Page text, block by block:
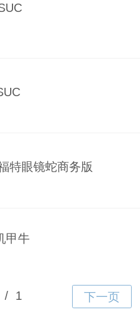
特眼镜蛇商务版
甲牛